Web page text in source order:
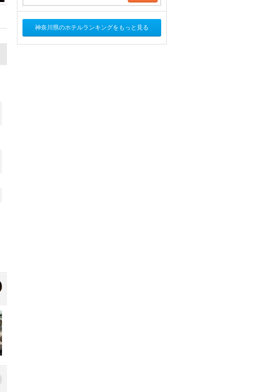
神奈川県のホテルランキングをもっと見る